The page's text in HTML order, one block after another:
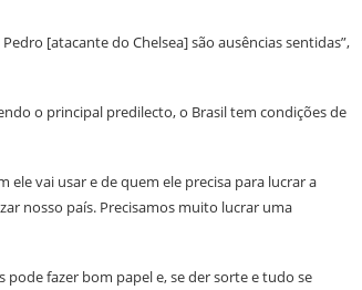
[atacante do Chelsea] são ausências sentidas”,
o principal predilecto, o Brasil tem condições de
vai usar e de quem ele precisa para lucrar a
nosso país. Precisamos muito lucrar uma
fazer bom papel e, se der sorte e tudo se